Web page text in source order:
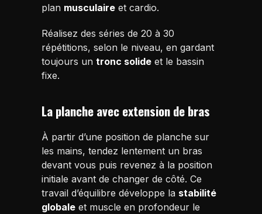
plan musculaire et cardio.
Réalisez des séries de 20 à 30
répétitions, selon le niveau, en gardant
toujours untronc solide et le bassin
fixe.
La planche avec extension de bras
À partir d’une position de planche sur
les mains, tendez lentement un bras
devant vous puis revenez à la position
initiale avant de changer de côté. Ce
travail d’équilibre développe la stabilité
globale et muscle en profondeur le